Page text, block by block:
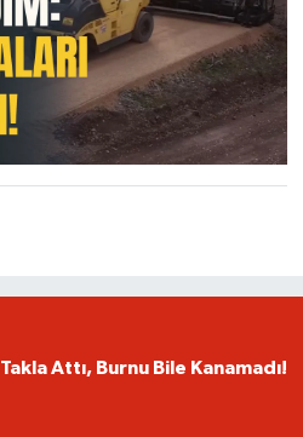
Takla Attı, Burnu Bile Kanamadı!